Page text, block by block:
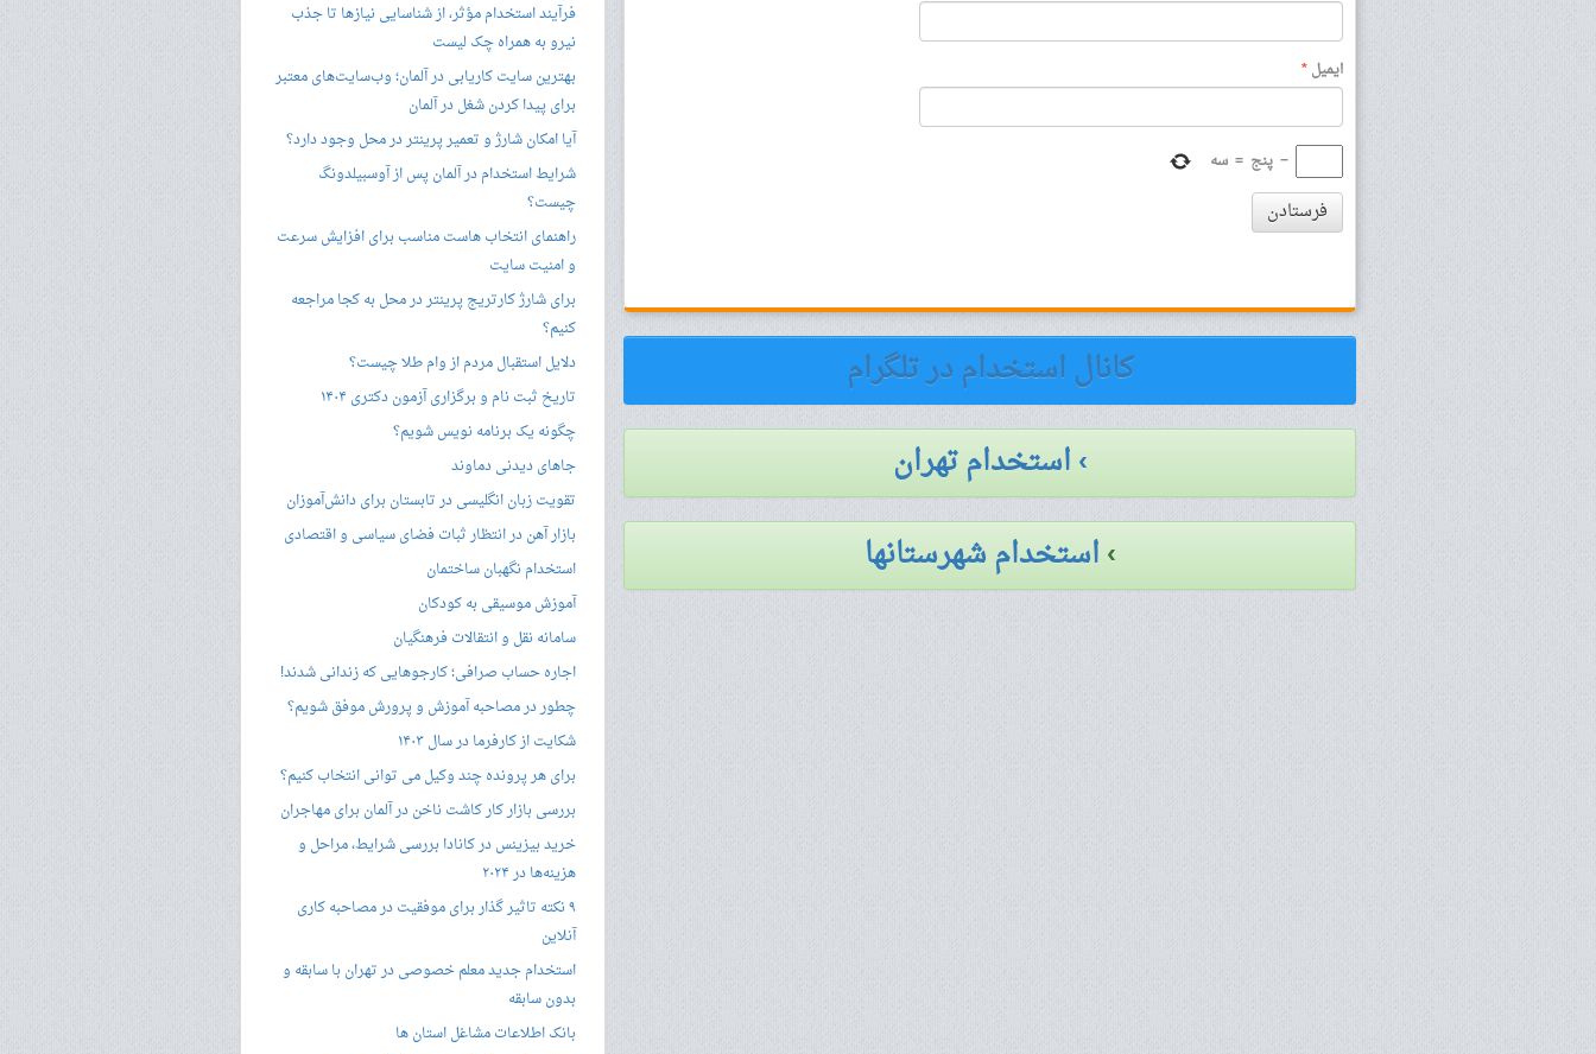
ایمیل*
− پنج = سه
فرستادن
کانال استخدام در تلگرام
› استخدام تهران
›استخدام شهرستانها
فرآیند استخدام مؤثر، از شناسایی نیازها تا جذب
نیرو به همراه چک لیست
بهترین سایت کاریابی در آلمان؛ وب‌سایت‌های معتبر
برای پیدا کردن شغل در آلمان
آیا امکان شارژ و تعمیر پرینتر در محل وجود دارد؟
شرایط استخدام در آلمان پس از آوسبیلدونگ
چیست؟
راهنمای انتخاب هاست مناسب برای افزایش سرعت
و امنیت سایت
برای شارژ کارتریج پرینتر در محل به کجا مراجعه
کنیم؟
دلایل استقبال مردم از وام طلا چیست؟
تاریخ ثبت نام و برگزاری آزمون دکتری ۱۴۰۴
چگونه یک برنامه نویس شویم؟
جاهای دیدنی دماوند
تقویت زبان انگلیسی در تابستان برای دانش‌آموزان
بازار آهن در انتظار ثبات فضای سیاسی و اقتصادی
استخدام نگهبان ساختمان
آموزش موسیقی به کودکان
سامانه نقل و انتقالات فرهنگیان
اجاره حساب صرافی؛ کارجوهایی که زندانی شدند!
چطور در مصاحبه‌ آموزش و پرورش موفق شویم؟
شکایت از کارفرما در سال ۱۴۰۳
برای هر پرونده چند وکیل می توانی انتخاب کنیم؟
بررسی بازار کار کاشت ناخن در آلمان برای مهاجران
خرید بیزینس در کانادا بررسی شرایط، مراحل و
هزینه‌ها در ۲۰۲۴
۹ نکته تاثیر گذار برای موفقیت در مصاحبه کاری
آنلاین
استخدام جدید معلم خصوصی در تهران با سابقه و
بدون سابقه
بانک اطلاعات مشاغل استان ها